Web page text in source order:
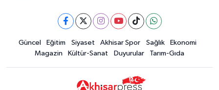
Güncel Eğitim Siyaset Akhisar Spor Sağlık
Ekonomi
Magazin
Kültür-Sanat Duyurular Tarım-Gıda